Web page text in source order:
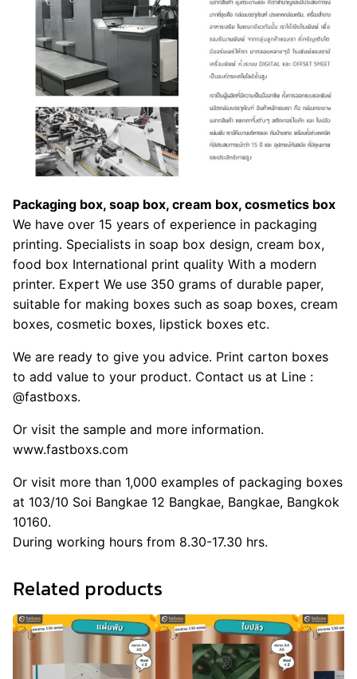
Packaging box, soap box, cream box, cosmetics box
We have over 15 years of experience in packaging
printing. Specialists in soap box design, cream box,
food box International print quality With a modern
printer. Expert We use 350 grams of durable paper,
suitable for making boxes such as soap boxes, cream
boxes, cosmetic boxes, lipstick boxes etc.
We are ready to give you advice. Print carton boxes
to add value to your product. Contact us at Line :
@fastboxs.
Or visit the sample and more information.
www.fastboxs.com
Or visit more than 1,000 examples of packaging boxes
at 103/10 Soi Bangkae 12 Bangkae, Bangkae, Bangkok
10160.
During working hours from 8.30-17.30 hrs.
Related products